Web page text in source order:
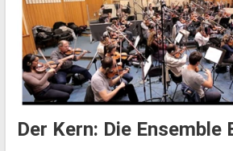
Der Kern: Die Ensemble